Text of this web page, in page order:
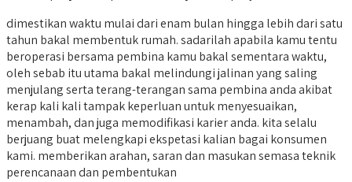
dimestikan waktu mulai dari enam bulan hingga lebih dari satu
tahun bakal membentuk rumah. sadarilah apabila kamu tentu
beroperasi bersama pembina kamu bakal sementara waktu,
oleh sebab itu utama bakal melindungi jalinan yang saling
menjulang serta terang-terangan sama pembina anda akibat
kerap kali kali tampak keperluan untuk menyesuaikan,
menambah, dan juga memodifikasi karier anda. kita selalu
berjuang buat melengkapi ekspetasi kalian bagai konsumen
kami. memberikan arahan, saran dan masukan semasa teknik
perencanaan dan pembentukan